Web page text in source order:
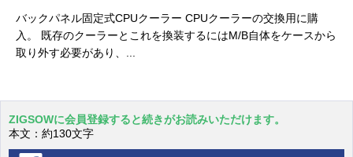
バックパネル固定式CPUクーラー CPUクーラーの交換用に購
入。 既存のクーラーとこれを換装するにはM/B自体をケースから
取り外す必要があり、...
ZIGSOWに会員登録すると続きがお読みいただけます。
本文：約130文字